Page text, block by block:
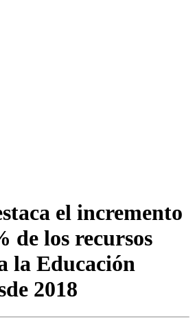
el incremento
de los recursos
la Educación
2018